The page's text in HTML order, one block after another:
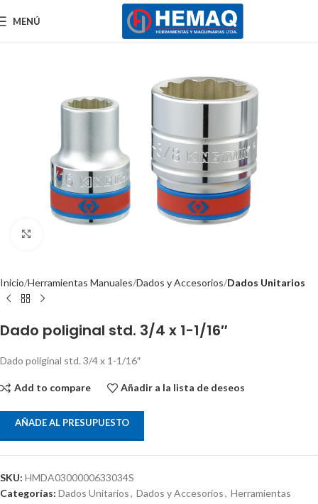
MENÚ
Inicio Herramientas Manuales Dados y Accesorios Dados Unitarios
Dado poliginal std. 3/4 x 1-1/16″
Dado poliginal std. 3/4 x 1-1/16″
Add to compare Añadir a la lista de deseos
AÑADE AL PRESUPUESTO
SKU: HMDA0300000633034S
Categorías: Dados Unitarios, Dados y Accesorios, Herramientas